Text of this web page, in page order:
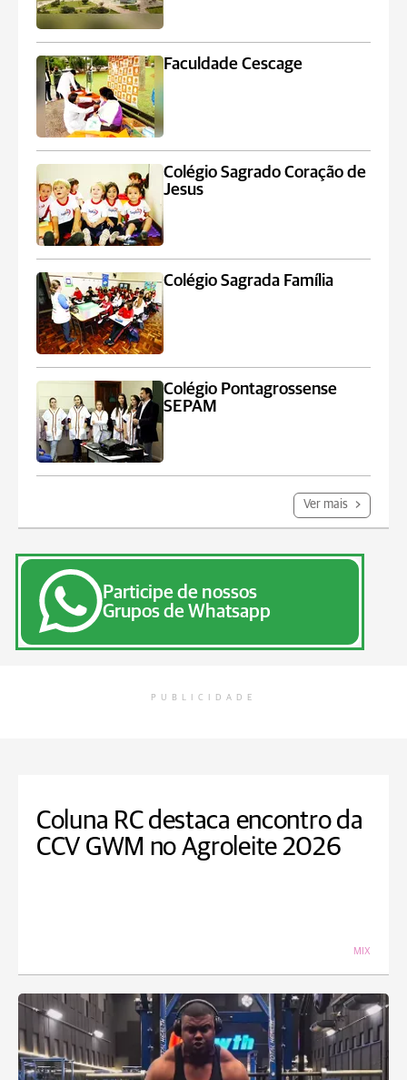
Faculdade Cescage
Colégio Sagrado Coração de
Jesus
Colégio Sagrada Família
Colégio Pontagrossense
SEPAM
Ver mais
Participe de nossos
Grupos de Whatsapp
PUBLICIDADE
Coluna RC destaca encontro da
CCV GWM no Agroleite 2026
MIX